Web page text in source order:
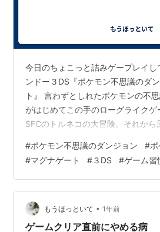
今日のちょこっと詰みゲープレイ
ンドー３DS『ポケモン不思議のダ
ト』 言わずとしれたポケモンの不
がはじめてこの手のローグライクゲ
SFCのトルネコの大冒険。それから
の作品は遊んでないと思う。結構難
い。 そんな難しいゲームジャンルと
算。これはうまい具合に難易度が
高の計算式だった訳です。とは言
のポケモン不思議のダンジョンと超
ン。非常に面白い作品。空の探検隊
#ポケモン不思議のダンジョン #ポ
#マグナゲート #３DS #ゲーム習
もうほっといて • 1年前
ゲームクリア直前にやめる病